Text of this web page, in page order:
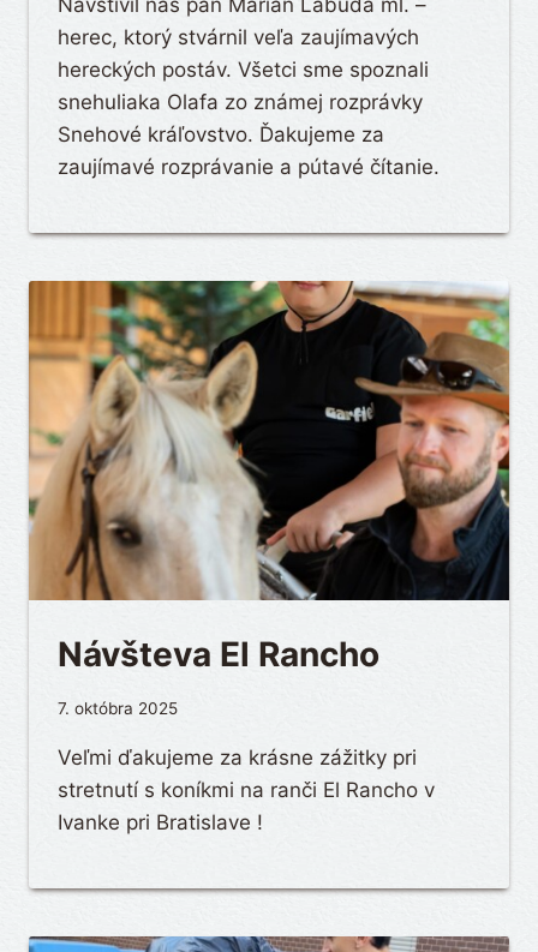
herec, ktorý stvárnil veľa zaujímavých
hereckých postáv. Všetci sme spoznali
snehuliaka Olafa zo známej rozprávky
Snehové kráľovstvo. Ďakujeme za
zaujímavé rozprávanie a pútavé čítanie.
Návšteva El Rancho
7. októbra 2025
Veľmi ďakujeme za krásne zážitky pri
stretnutí s koníkmi na ranči El Rancho v
Ivanke pri Bratislave !